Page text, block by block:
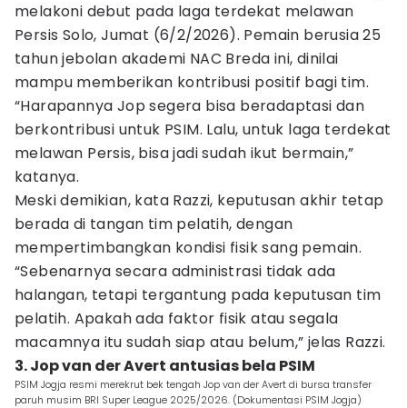
melakoni debut pada laga terdekat melawan
Persis Solo, Jumat (6/2/2026). Pemain berusia 25
tahun jebolan akademi NAC Breda ini, dinilai
mampu memberikan kontribusi positif bagi tim.
“Harapannya Jop segera bisa beradaptasi dan
berkontribusi untuk PSIM. Lalu, untuk laga terdekat
melawan Persis, bisa jadi sudah ikut bermain,”
katanya.
Meski demikian, kata Razzi, keputusan akhir tetap
berada di tangan tim pelatih, dengan
mempertimbangkan kondisi fisik sang pemain.
“Sebenarnya secara administrasi tidak ada
halangan, tetapi tergantung pada keputusan tim
pelatih. Apakah ada faktor fisik atau segala
macamnya itu sudah siap atau belum,” jelas Razzi.
3. Jop van der Avert antusias bela PSIM
PSIM Jogja resmi merekrut bek tengah Jop van der Avert di bursa transfer
paruh musim BRI Super League 2025/2026. (Dokumentasi PSIM Jogja)